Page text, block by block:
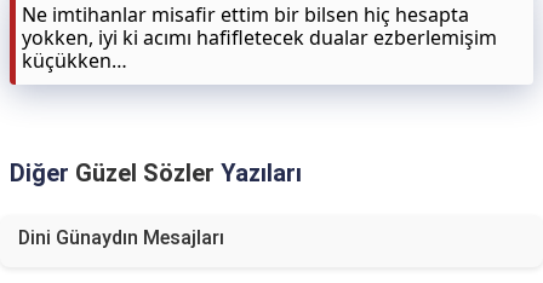
Ne imtihanlar misafir ettim bir bilsen hiç hesapta
yokken, iyi ki acımı hafifletecek dualar ezberlemişim
küçükken…
Diğer Güzel Sözler Yazıları
Dini Günaydın Mesajları